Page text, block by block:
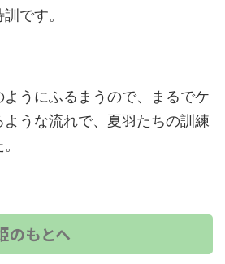
です。
うにふるまうので、まるでケ
うな流れで、夏羽たちの訓練
のもとへ